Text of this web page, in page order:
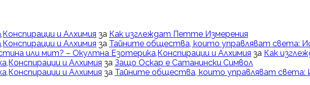
и Алхимия за Как изглеждат Петте Измерения
и Алхимия за Тайните общества, които управляват света:
или мит? – Окултна Езотерика,Конспирации и Алхимия за Как
и Алхимия за Защо Оскар е Сатанински Символ
и Алхимия за Тайните общества, които управляват света: